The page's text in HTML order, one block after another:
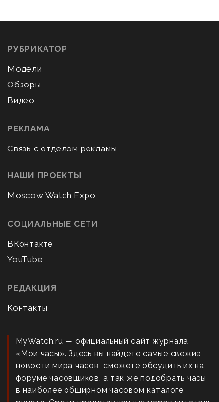
РУБРИКАТОР
Модели
Обзоры
Видео
РЕКЛАМА
Связь с отделом рекламы
НАШИ ПРОЕКТЫ
Moscow Watch Expo
СОЦИАЛЬНЫЕ СЕТИ
ВКонтакте
YouTube
РЕДАКЦИЯ
Контакты
MyWatch.ru — официальный сайт журнала
«Мои часы». Здесь вы найдете самые свежие
новости мира часов, сможете обсудить их на
форуме часовщиков, а так же подобрать часы
в наиболее обширном часовом каталоге